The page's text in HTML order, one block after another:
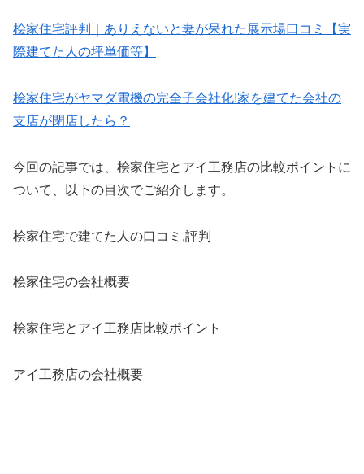
桧家住宅評判｜ありえないと妻が呆れた展示場口コミ【実
際建てた人の坪単価等】
桧家住宅がヤマダ電機の完全子会社化!家を建てた会社の
支店が閉店したら？
今回の記事では、桧家住宅とアイ工務店の比較ポイントに
ついて、以下の目次でご紹介します。
桧家住宅で建てた人の口コミ,評判
桧家住宅の会社概要
桧家住宅とアイ工務店比較ポイント
アイ工務店の会社概要